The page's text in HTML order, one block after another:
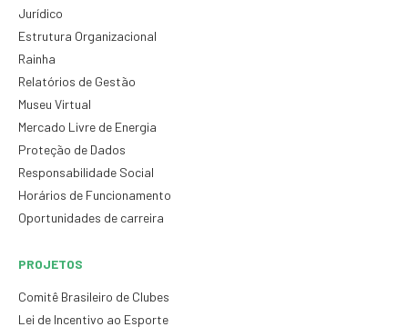
Jurídico
Estrutura Organizacional
Rainha
Relatórios de Gestão
Museu Virtual
Mercado Livre de Energia
Proteção de Dados
Responsabilidade Social
Horários de Funcionamento
Oportunidades de carreira
PROJETOS
Comitê Brasileiro de Clubes
Lei de Incentivo ao Esporte